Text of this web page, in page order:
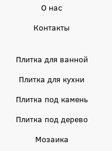
О нас
Контакты
Плитка для ванной
Плитка для кухни
Плитка под камень
Плитка под дерево
Мозаика